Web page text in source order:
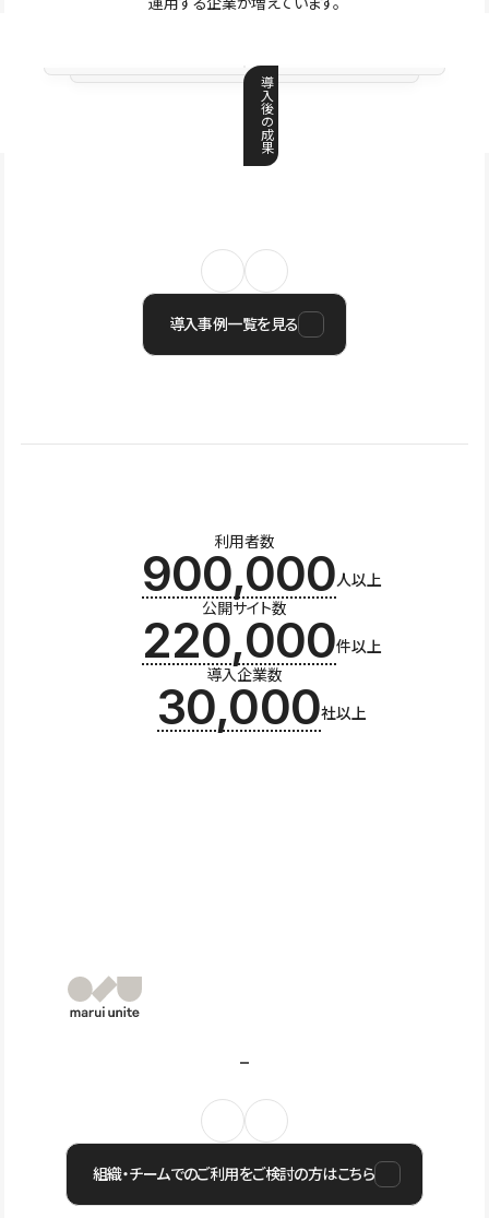
導
入
後
の
成
果
導入事例一覧を見る
利用者数
900,000人以上
公開サイト数
220,000件以上
導入企業数
30,000社以上
組織・チームでのご利用をご検討の方はこちら